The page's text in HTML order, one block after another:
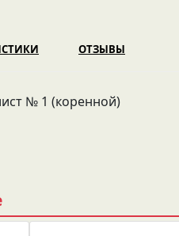
ОТЗЫВЫ
№ 1 (коренной)